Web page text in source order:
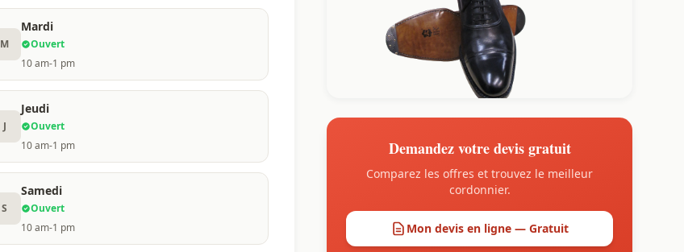
M
Mardi
Ouvert
10 am-1 pm
J
Jeudi
Ouvert
10 am-1 pm
S
Samedi
Ouvert
10 am-1 pm
Demandez votre devis gratuit
Comparez les offres et trouvez le meilleur
cordonnier.
Mon devis en ligne — Gratuit